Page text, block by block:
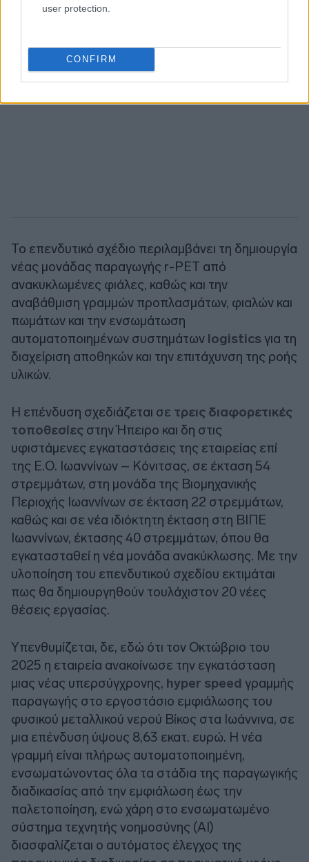
user protection.
CONFIRM
Το επενδυτικό σχέδιο περιλαμβάνει τη δημιουργία
νέας μονάδας παραγωγής r-PET από
ανακυκλωμένες φιάλες, καθώς και την
αναβάθμιση γραμμών προπλασμάτων, φιαλών και
πωμάτων και την ενσωμάτωση
αυτοματοποιημένων συστημάτων logistics για τη
διαχείριση αποθηκών και την επιτάχυνση της ροής
υλικών.
Η επένδυση σχεδιάζεται σε τρεις διαφορετικές
τοποθεσίες στην Ήπειρο και δη στις
υφιστάμενες εγκαταστάσεις της εταιρείας επί
της Ε.Ο. Ιωαννίνων – Κόνιτσας, σε έκταση 54
στρεμμάτων, στη μονάδα της Βιομηχανικής
Περιοχής Ιωαννίνων σε έκταση 22 στρεμμάτων,
καθώς και σε νέα ιδιόκτητη έκταση στη ΒΙΠΕ
Ιωαννίνων, έκτασης 40 στρεμμάτων, όπου θα
εγκατασταθεί η νέα μονάδα ανακύκλωσης. Με την
υλοποίηση του επενδυτικού σχεδίου εκτιμάται
πως θα δημιουργηθούν τουλάχιστον 20 νέες
θέσεις εργασίας.
Υπενθυμίζεται, δε, εδώ ότι τον Οκτώβριο του
2025 η εταιρεία ανακοίνωσε την εγκατάσταση
μιας νέας υπερσύγχρονης, hyper speed γραμμής
παραγωγής στο εργοστάσιο εμφιάλωσης του
φυσικού μεταλλικού νερού Βίκος στα Ιωάννινα, σε
μια επένδυση ύψους 8,63 εκατ. ευρώ. Η νέα
γραμμή είναι πλήρως αυτοματοποιημένη,
ενσωματώνοντας όλα τα στάδια της παραγωγικής
διαδικασίας από την εμφιάλωση έως την
παλετοποίηση, ενώ χάρη στο ενσωματωμένο
σύστημα τεχνητής νοημοσύνης (AI)
διασφαλίζεται ο αυτόματος έλεγχος της